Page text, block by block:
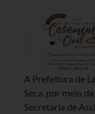
A Prefeitura de
Seca, por meio da
Secretaria de